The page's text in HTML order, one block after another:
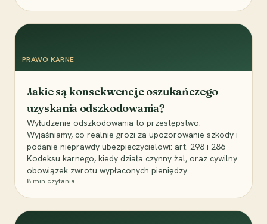
PRAWO KARNE
Jakie są konsekwencje oszukańczego
uzyskania odszkodowania?
Wyłudzenie odszkodowania to przestępstwo.
Wyjaśniamy, co realnie grozi za upozorowanie szkody i
podanie nieprawdy ubezpieczycielowi: art. 298 i 286
Kodeksu karnego, kiedy działa czynny żal, oraz cywilny
obowiązek zwrotu wypłaconych pieniędzy.
8 min czytania